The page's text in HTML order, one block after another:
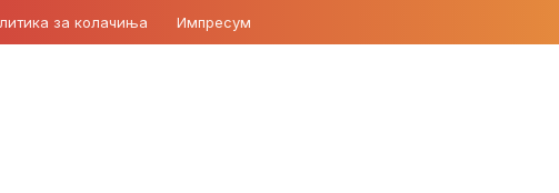
за колачиња Импресум